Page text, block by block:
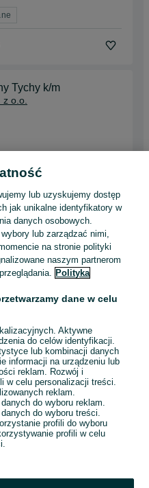
Tychy k/m
o.o.
ochrony
na broń (K/M)
o.o.
lub uzyskujemy dostęp
jak unikalne identyfikatory w
danych osobowych.
lub zarządzać nimi,
na stronie polityki
naszym partnerom
Polityka
dane w celu
Aktywne
do celów identyfikacji.
lub kombinacji danych
informacji na urządzeniu lub
reklam. Rozwój i
w celu personalizacji treści.
reklam.
do wyboru reklam.
do wyboru treści.
profili do wyboru
profili w celu